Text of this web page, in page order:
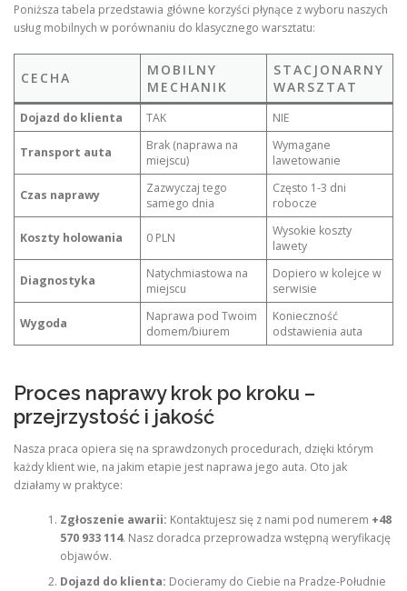
Poniższa tabela przedstawia główne korzyści płynące z wyboru naszych
usług mobilnych w porównaniu do klasycznego warsztatu:
CECHA
MOBILNY
MECHANIK
STACJONARNY
WARSZTAT
Dojazd do klienta TAK NIE
Transport auta
Brak (naprawa na
miejscu)
Wymagane
lawetowanie
Czas naprawy
Zazwyczaj tego
samego dnia
Często 1-3 dni
robocze
Koszty holowania 0 PLN
Wysokie koszty
lawety
Diagnostyka
Natychmiastowa na
miejscu
Dopiero w kolejce w
serwisie
Wygoda
Naprawa pod Twoim
domem/biurem
Konieczność
odstawienia auta
Proces naprawy krok po kroku –
przejrzystość i jakość
Nasza praca opiera się na sprawdzonych procedurach, dzięki którym
każdy klient wie, na jakim etapie jest naprawa jego auta. Oto jak
działamy w praktyce:
Zgłoszenie awarii: Kontaktujesz się z nami pod numerem +48
570 933 114. Nasz doradca przeprowadza wstępną weryfikację
objawów.
Dojazd do klienta: Docieramy do Ciebie na Pradze-Południe